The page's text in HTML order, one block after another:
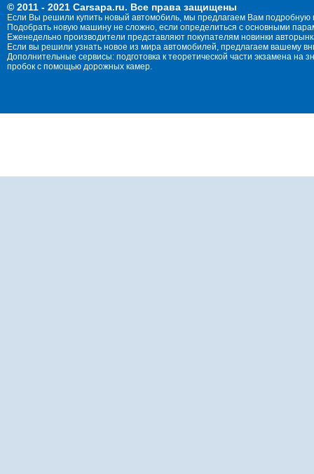
© 2011 - 2021 Carsapa.ru. Все права защищены
Если Вы решили купить новый автомобиль, мы предлагаем Вам
Подобрать новую машину не сложно, если определиться с основными
Еженедельно производители представляют покупателям новинки
Если вы решили узнать новое из мира автомобилей, предлагаем вашему
Дополнительные сервисы: подготовка к теоретической части экзамена
пробок с помощью дорожных камер.